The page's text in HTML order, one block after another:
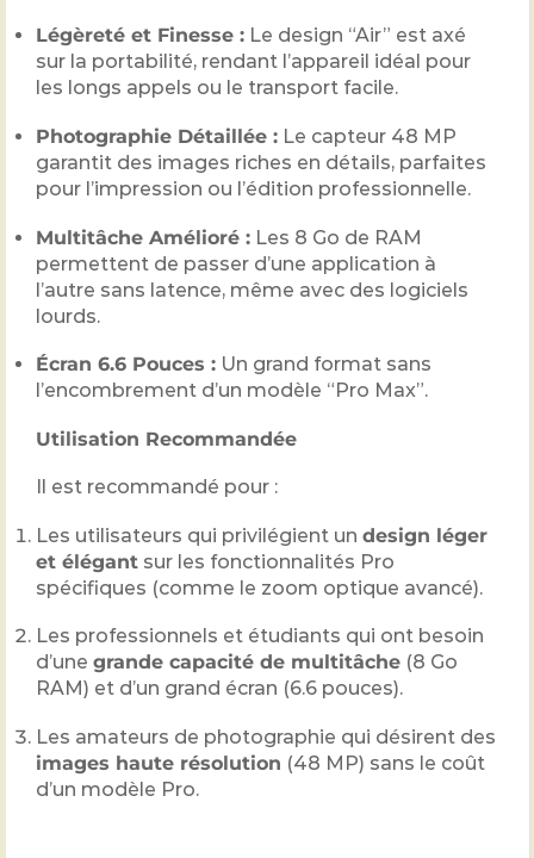
Légèreté et Finesse : Le design “Air” est axé
sur la portabilité, rendant l’appareil idéal pour
les longs appels ou le transport facile.
Photographie Détaillée : Le capteur 48 MP
garantit des images riches en détails, parfaites
pour l’impression ou l’édition professionnelle.
Multitâche Amélioré : Les 8 Go de RAM
permettent de passer d’une application à
l’autre sans latence, même avec des logiciels
lourds.
Écran 6.6 Pouces : Un grand format sans
l’encombrement d’un modèle “Pro Max”.
Utilisation Recommandée
Il est recommandé pour :
Les utilisateurs qui privilégient un design léger
et élégant sur les fonctionnalités Pro
spécifiques (comme le zoom optique avancé).
Les professionnels et étudiants qui ont besoin
d’une grande capacité de multitâche (8 Go
RAM) et d’un grand écran (6.6 pouces).
Les amateurs de photographie qui désirent des
images haute résolution (48 MP) sans le coût
d’un modèle Pro.